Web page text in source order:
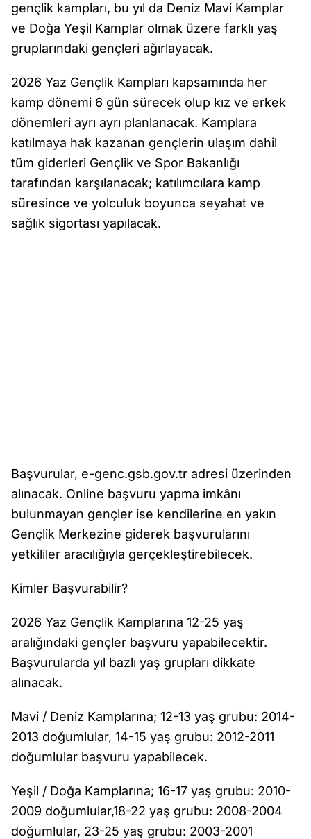
gençlik kampları, bu yıl da Deniz Mavi Kamplar
ve Doğa Yeşil Kamplar olmak üzere farklı yaş
gruplarındaki gençleri ağırlayacak.
2026 Yaz Gençlik Kampları kapsamında her
kamp dönemi 6 gün sürecek olup kız ve erkek
dönemleri ayrı ayrı planlanacak. Kamplara
katılmaya hak kazanan gençlerin ulaşım dahil
tüm giderleri Gençlik ve Spor Bakanlığı
tarafından karşılanacak; katılımcılara kamp
süresince ve yolculuk boyunca seyahat ve
sağlık sigortası yapılacak.
Başvurular, e-genc.gsb.gov.tr adresi üzerinden
alınacak. Online başvuru yapma imkânı
bulunmayan gençler ise kendilerine en yakın
Gençlik Merkezine giderek başvurularını
yetkililer aracılığıyla gerçekleştirebilecek.
Kimler Başvurabilir?
2026 Yaz Gençlik Kamplarına 12-25 yaş
aralığındaki gençler başvuru yapabilecektir.
Başvurularda yıl bazlı yaş grupları dikkate
alınacak.
Mavi / Deniz Kamplarına; 12-13 yaş grubu: 2014-
2013 doğumlular, 14-15 yaş grubu: 2012-2011
doğumlular başvuru yapabilecek.
Yeşil / Doğa Kamplarına; 16-17 yaş grubu: 2010-
2009 doğumlular,18-22 yaş grubu: 2008-2004
doğumlular, 23-25 yaş grubu: 2003-2001